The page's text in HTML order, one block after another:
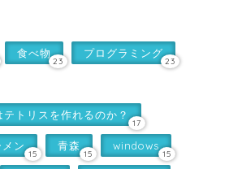
食べ物
23
プログラミング
23
トリスを作れるのか？
17
ン
15
青森
15
windows
15